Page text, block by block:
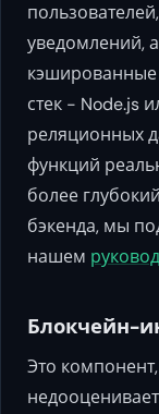
уведомлений,
стек - Node.js
реляционных
функций
более
бэкенда, мы
нашем
Блокчейн-
Это